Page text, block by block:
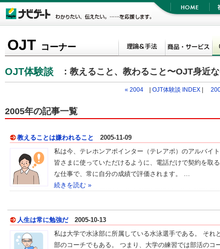
OJT コーナー
OJT体験談 ：教えること、教わること〜OJT身近
« 2004| OJT体験談 INDEX|
2005年の記事一覧
教えることは嫌われること
2005-11-09
私は今、テレホンアポインター（テレアポ）のアルバイ
皆さまに使っていただけるように、電話だけで契約を取
な仕事で、常に自分の成績で評価されます。 …
続きを読む »
人生は常に勉強だ2005-10-13
私は大学で水泳部に所属している水泳選手である。 それ
部のコーチでもある。 つまり、大学の練習では部活のコ